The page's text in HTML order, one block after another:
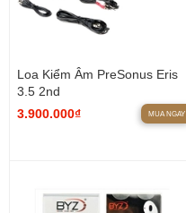
Loa Kiểm Âm PreSonus Eris
3.5 2nd
3.900.000₫
MUA NGAY